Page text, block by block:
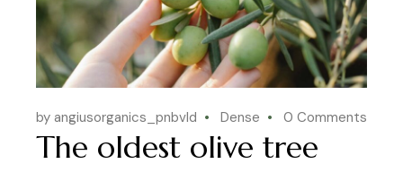
by angiusorganics_pnbvld Dense 0 Comments
The oldest olive tree